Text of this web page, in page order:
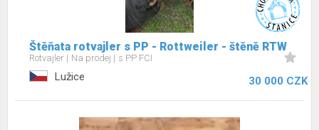
Štěňata rotvajler s PP - Rottweiler - štěně RTW
Rotvajler Na prodej s PP FCI
Lužice 30 000 CZK